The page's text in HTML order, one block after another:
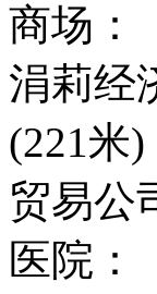
商场：
涓莉经
(221米
贸易公
医院：